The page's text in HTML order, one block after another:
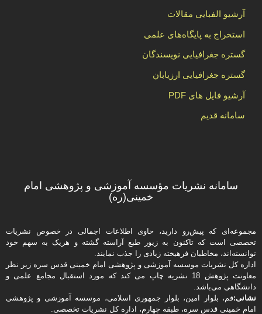
آرشیو الفبایی مقالات
استخراج به پایگاه‌های علمی
گستره جغرافیایی نویسندگان
گستره جغرافیایی ارزیابان
آرشیو فایل های PDF
سامانه قدیم
سامانه نشریات مؤسسه آموزشی و پژوهشی امام
خمینی(ره)
مجموعه‌ای که پیش‌رو دارید،‌ حاوی اطلاعات اجمالی در خصوص نشریات
تخصصی است که تاکنون به زیور طبع آراسته گشته و هریک به سهم خود
توانسته‌اند، مخاطبان فرهیخته‌ زیادی را جذب نمایند.
اداره كل نشریات موسسه آموزشی و پژوهشی امام خمینی قدس سره زیر نظر
معاونت پژوهش 18 نشریه چاپ می کند که مورد استقبال مجامع علمی و
دانشگاهی می‌باشد.
نشانی:قم، بلوار امین، بلوار جمهوری اسلامی، موسسه آموزشی و پژوهشی
امام خمینی قدس سره، طبقه چهارم، اداره كل نشریات تخصصی.